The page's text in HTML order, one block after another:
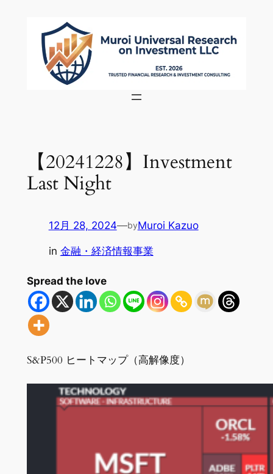
【20241228】Investment
Last Night
12月 28, 2024—byMuroi Kazuo
in 金融・経済情報事業
Spread the love
S&P500 ヒートマップ（高解像度）